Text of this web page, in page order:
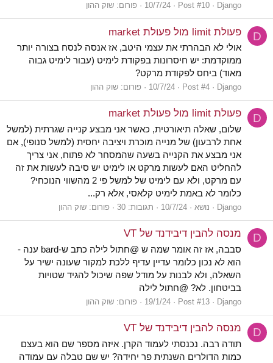
Django
Post #10
10/7/24 פורום: שוק ההון
D פעולת limit מול פעולת market
אולי לא הבהרתי את עצמי היטב, אז אנסה לנסח בצורה יותר
ממוקדמת: יש חיסרונות בפקודת לימיט (עבור לימיט גבוה
מאוד) ביחס לפקודת מרקט?
Django
Post #4
10/7/24 פורום: שוק ההון
D פעולת limit מול פעולת market
שלום, שאלה תיאורטית, כאשר אני מבצע קנייה שגרתית (למשל
אחת לרבעון) של מנייה מוכרת ויציבה יחסית (למשל סנופי), אם
אני מבצע את הקנייה בשעה שהמסחר לא פתוח, אני צריך
להחליט האם לעשות מרקט או לימיט יש סיבה לעשות את זה
עם מרקט, ולא עם לימיט של למשל פי 2 מהשווי הנוכחי?
כלומר לא באמת לימיט קלאסי, אלא רק...
Django נושא 10/7/24 תגובות: 30 פורום: שוק ההון
D מנסה להבין דיבידנד של VT
סבבה, אז זה אומר שמה ש @חתול לילה כתב ש-bard ענה -
הוא לא נכון כלומר עדיין עדיף ללכת למקור שעונה ישיר על
השאלה, ולא לבנות על מודל שפה שיכול להגיד שטויות
בביטחון. לא? @חתול לילה
Django
Post #13
19/1/24 פורום: שוק ההון
D מנסה להבין דיבידנד של VT
תודה רבה. נכנסתי לעמוד הקרן. איזה מספר שם הוא בעצם
כמות הדולרים השנתית פר יחידה? יש שם טבלה עם עמודה